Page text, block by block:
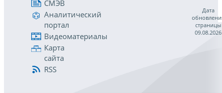
СМЭВ
Аналитический
портал
Видеоматериалы
Карта
сайта
RSS
Дата
страницы
09.08.2026